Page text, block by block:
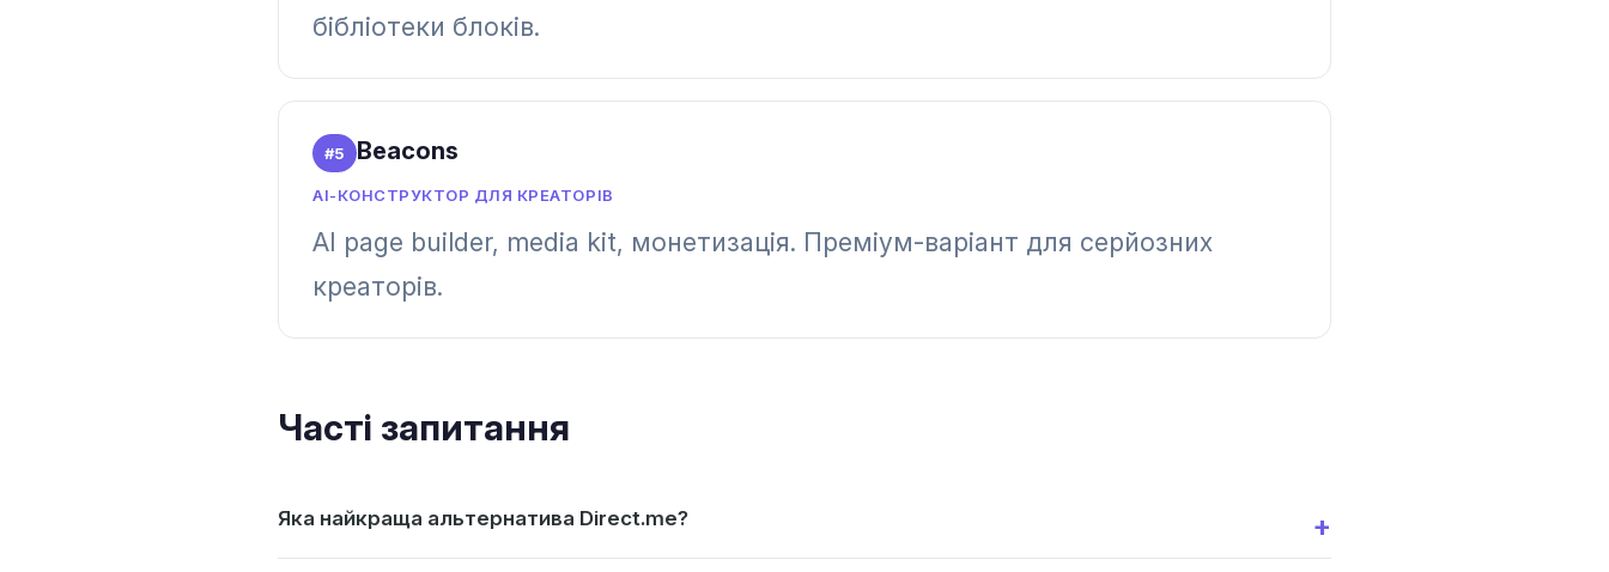
бібліотеки блоків.
#5 Beacons
AI-КОНСТРУКТОР ДЛЯ КРЕАТОРІВ
AI page builder, media kit, монетизація. Преміум-варіант для серйозних
креаторів.
Часті запитання
Яка найкраща альтернатива Direct.me?